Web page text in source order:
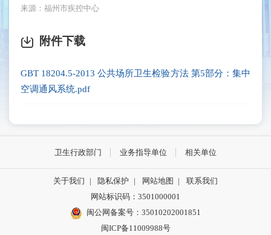
来源：福州市疾控中心
附件下载
GBT 18204.5-2013 公共场所卫生检验方法 第5部分：集中
空调通风系统.pdf
卫生行政部门 业务指导单位 相关单位
关于我们 | 隐私保护 | 网站地图 |
联系我们
网站标识码：3501000001
闽公网备案号：35010202001851
闽ICP备11009988号